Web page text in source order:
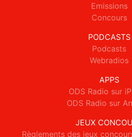
Emissions
Concours
PODCASTS
Podcasts
Webradios
APPS
ODS Radio sur
ODS Radio sur
JEUX
Règlements des jeux